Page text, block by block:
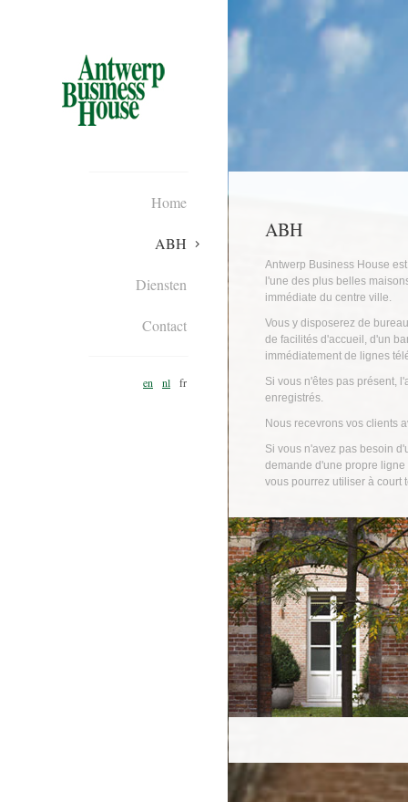
Home
ABH
Diensten
Contact
en nl fr
ABH
Antwerp Business House
l'une des plus belles
immédiate du centre ville.
Vous y disposerez de
de facilités d'accueil, d'un
immédiatement de lignes
Si vous n'êtes pas présent,
enregistrés.
Nous recevrons vos clients
Si vous n'avez pas besoin
demande d'une propre
vous pourrez utiliser à court